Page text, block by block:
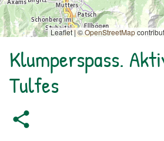
Leaflet | ©OpenStreetMap
Klumperspass.
Tulfes